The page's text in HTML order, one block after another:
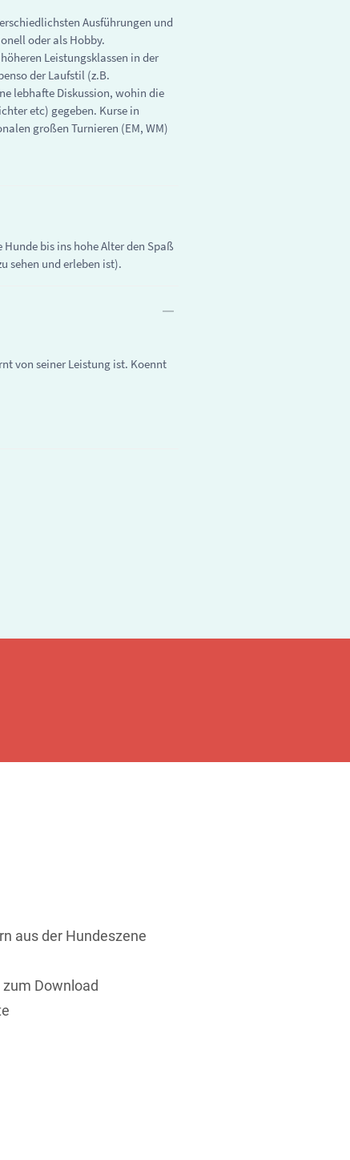
Ausführungen und
oder als Hobby.
Leistungsklassen in der
der Laufstil (z.B.
lebhafte Diskussion, wohin die
etc) gegeben. Kurse in
großen Turnieren (EM, WM)
bis ins hohe Alter den Spaß
sehen und erleben ist).
von seiner Leistung ist. Koennt
aus der Hundeszene
zum Download